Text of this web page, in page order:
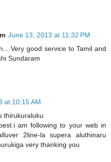
June 13, 2013 at 11:32 PM
good service to Tamil and
Sundaram
at 10:15 AM
thirukuraluku
am following to your web in
2line-la supera aluthinaru
very thanking you